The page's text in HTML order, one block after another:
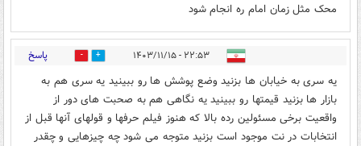
محک مثل زمان امام ره انجام شود
۲۲:۵۳ - ۱۴۰۳/۱۱/۱۵ 0 پاسخ
یه سری به خیابان ها بزنید وضع پوشش ها رو ببینید یه سری هم به
بازار ها بزنید قیمتها رو ببینید یه نگاهی هم به صحبت های دور از
واقعیت برخی مسئولین رده بالا که هنوز فیلم حرفها و قولهای آنها قبل از
انتخابات در نت موجود است بزنید متوجه می شود چه چیزهایی و چقدر